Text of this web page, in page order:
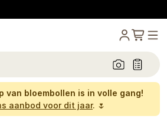
van bloembollen is in volle gang!
aanbod voor dit jaar. 🌷